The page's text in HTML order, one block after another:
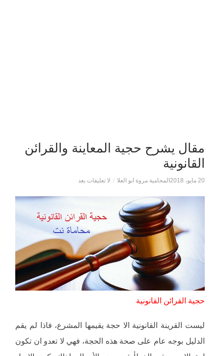
مقال يشرح حجية المعاينة والقرائن
القانونية
20 مايو، 2018 المحامية مروة ابو العلا / لا تعليقات بعد
حجية القرائن القانونية
ليست القرينة القانونية الا حجة يقيمها المشرع، فاذا لم يقم
الدليل بوجه عام على صحة هذه الحجة، فهي لا تعدو ان تكون